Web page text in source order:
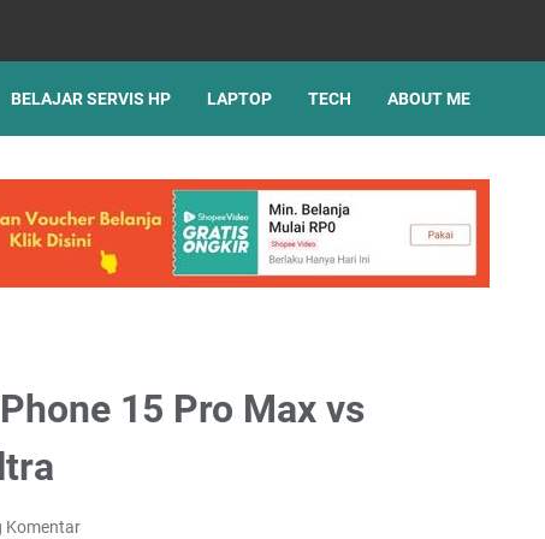
BELAJAR SERVIS HP LAPTOP TECH ABOUT ME
15 Pro Max vs
Komentar